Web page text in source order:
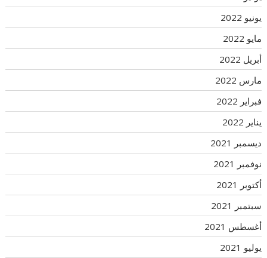
يونيو 2022
مايو 2022
أبريل 2022
مارس 2022
فبراير 2022
يناير 2022
ديسمبر 2021
نوفمبر 2021
أكتوبر 2021
سبتمبر 2021
أغسطس 2021
يوليو 2021